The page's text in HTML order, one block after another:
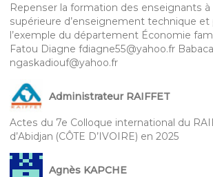
Repenser la formation des enseignants à
supérieure d’enseignement technique et
l’exemple du département Économie
Fatou Diagne fdiagne55@yahoo.fr
ngaskadiouf@yahoo.fr
Administrateur RAIFFET
Actes du 7e Colloque international du
d’Abidjan (CÔTE D’IVOIRE) en 2025
Agnès KAPCHE